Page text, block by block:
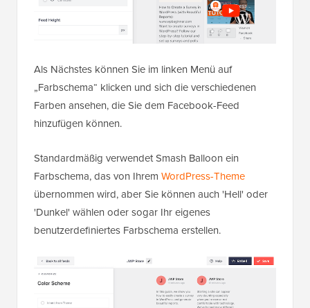
Als Nächstes können Sie im linken Menü auf
„Farbschema“ klicken und sich die verschiedenen
Farben ansehen, die Sie dem Facebook-Feed
hinzufügen können.
Standardmäßig verwendet Smash Balloon ein
Farbschema, das von Ihrem WordPress-Theme
übernommen wird, aber Sie können auch 'Hell' oder
'Dunkel' wählen oder sogar Ihr eigenes
benutzerdefiniertes Farbschema erstellen.